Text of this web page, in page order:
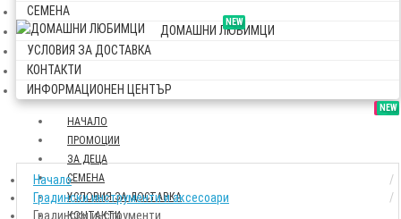
СЕМЕНА
NEW
ДОМАШНИ ЛЮБИМЦИ
УСЛОВИЯ ЗА ДОСТАВКА
КОНТАКТИ
ИНФОРМАЦИОНЕН ЦЕНТЪР
НАЧАЛО
SALE
ПРОМОЦИИ
NEW
ЗА ДЕЦА
СЕМЕНА
УСЛОВИЯ ЗА ДОСТАВКА
КОНТАКТИ
Начало
Градински инструменти и аксесоари
Градински инструменти